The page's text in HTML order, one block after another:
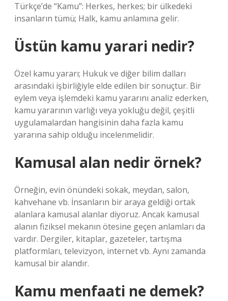
Türkçe’de “Kamu”: Herkes, herkes; bir ülkedeki
insanların tümü; Halk, kamu anlamına gelir.
Üstün kamu yarari nedir?
Özel kamu yararı; Hukuk ve diğer bilim dalları
arasındaki işbirliğiyle elde edilen bir sonuçtur. Bir
eylem veya işlemdeki kamu yararını analiz ederken,
kamu yararının varlığı veya yokluğu değil, çeşitli
uygulamalardan hangisinin daha fazla kamu
yararına sahip olduğu incelenmelidir.
Kamusal alan nedir örnek?
Örneğin, evin önündeki sokak, meydan, salon,
kahvehane vb. İnsanların bir araya geldiği ortak
alanlara kamusal alanlar diyoruz. Ancak kamusal
alanın fiziksel mekanın ötesine geçen anlamları da
vardır. Dergiler, kitaplar, gazeteler, tartışma
platformları, televizyon, internet vb. Aynı zamanda
kamusal bir alandır.
Kamu menfaati ne demek?